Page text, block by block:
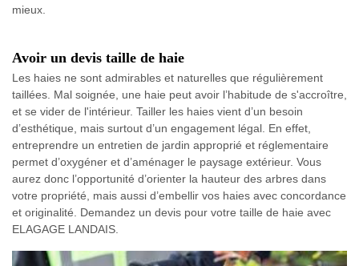
mieux.
Avoir un devis taille de haie
Les haies ne sont admirables et naturelles que régulièrement
taillées. Mal soignée, une haie peut avoir l’habitude de s'accroître,
et se vider de l'intérieur. Tailler les haies vient d’un besoin
d’esthétique, mais surtout d’un engagement légal. En effet,
entreprendre un entretien de jardin approprié et réglementaire
permet d’oxygéner et d’aménager le paysage extérieur. Vous
aurez donc l’opportunité d’orienter la hauteur des arbres dans
votre propriété, mais aussi d’embellir vos haies avec concordance
et originalité. Demandez un devis pour votre taille de haie avec
ELAGAGE LANDAIS.